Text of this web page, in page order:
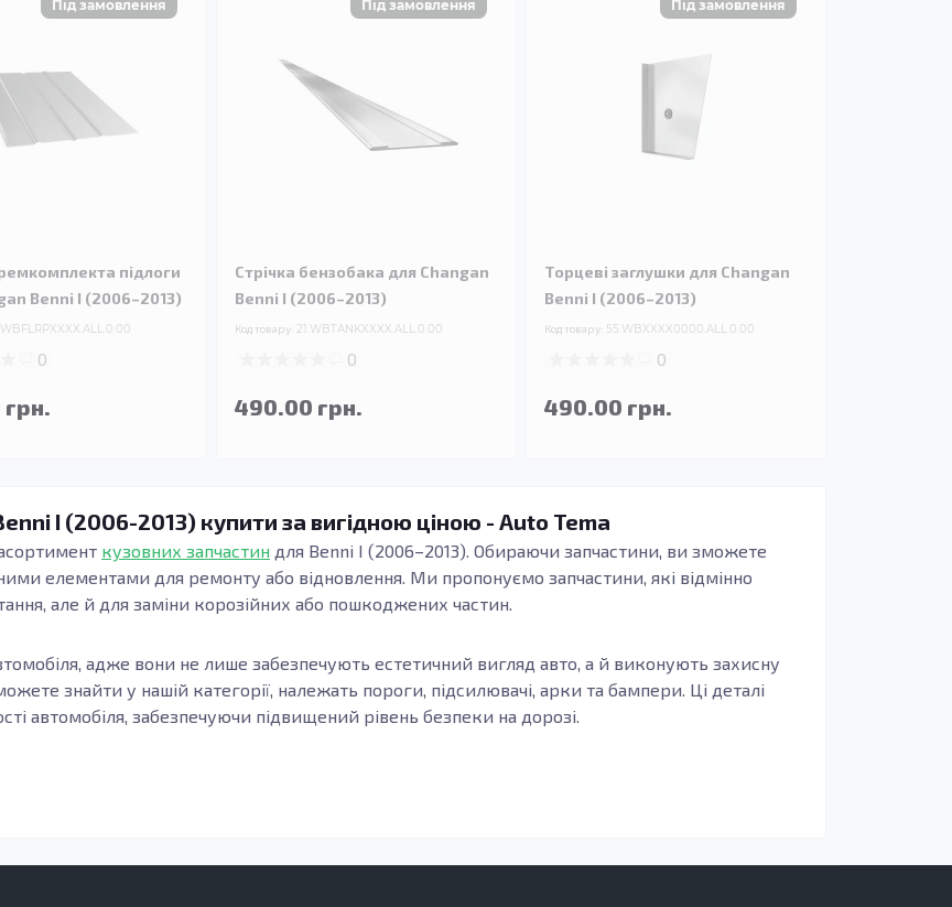
підлоги
Benni I (2006–2013)
0
Стрічка бензобака для Changan
Benni I (2006–2013)
Код товару: 21.WBTANKXXXX.ALL.0.00
0
490.00 грн.
Торцеві заглушки для Changan
Benni I (2006–2013)
Код товару: 55.WBXXXX0000.ALL.0.00
0
490.00 грн.
I (2006-2013) купити за вигідною ціною - Auto Tema
кузовних запчастин для Benni I (2006–2013). Обираючи запчастини, ви зможете
елементами для ремонту або відновлення. Ми пропонуємо запчастини, які відмінно
але й для заміни корозійних або пошкоджених частин.
адже вони не лише забезпечують естетичний вигляд авто, а й виконують захисну
знайти у нашій категорії, належать пороги, підсилювачі, арки та бампери. Ці деталі
автомобіля, забезпечуючи підвищений рівень безпеки на дорозі.
від вологи та корозії. Якщо пороги пошкоджені внаслідок ДТП або корозії, їх слід
увагу на їх якість. Якісні деталі виготовляються з оцинкованої сталі, що забезпечує їх